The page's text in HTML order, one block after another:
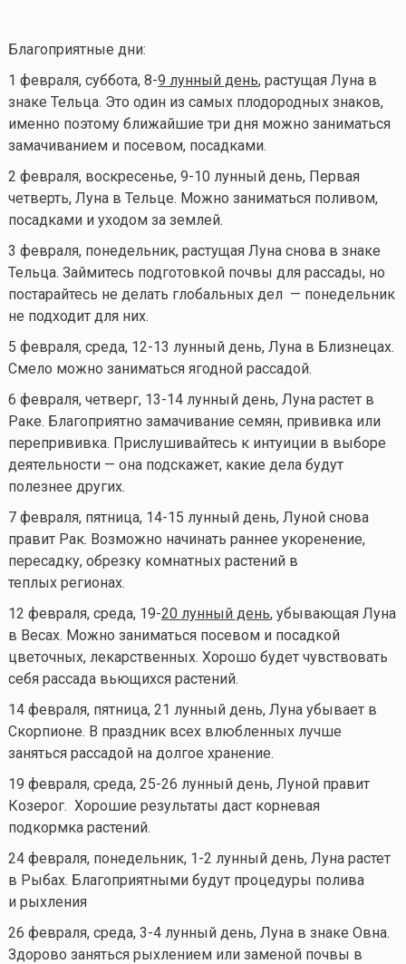
Благоприятные дни:
1 февраля, суббота, 8-9 лунный день, растущая Луна в
знаке Тельца. Это один из самых плодородных знаков,
именно поэтому ближайшие три дня можно заниматься
замачиванием и посевом, посадками.
2 февраля, воскресенье, 9-10 лунный день, Первая
четверть, Луна в Тельце. Можно заниматься поливом,
посадками и уходом за землей.
3 февраля, понедельник, растущая Луна снова в знаке
Тельца. Займитесь подготовкой почвы для рассады, но
постарайтесь не делать глобальных дел — понедельник
не подходит для них.
5 февраля, среда, 12-13 лунный день, Луна в Близнецах.
Смело можно заниматься ягодной рассадой.
6 февраля, четверг, 13-14 лунный день, Луна растет в
Раке. Благоприятно замачивание семян, прививка или
перепрививка. Прислушивайтесь к интуиции в выборе
деятельности — она подскажет, какие дела будут
полезнее других.
7 февраля, пятница, 14-15 лунный день, Луной снова
правит Рак. Возможно начинать раннее укоренение,
пересадку, обрезку комнатных растений в
теплых регионах.
12 февраля, среда, 19-20 лунный день, убывающая Луна
в Весах. Можно заниматься посевом и посадкой
цветочных, лекарственных. Хорошо будет чувствовать
себя рассада вьющихся растений.
14 февраля, пятница, 21 лунный день, Луна убывает в
Скорпионе. В праздник всех влюбленных лучше
заняться рассадой на долгое хранение.
19 февраля, среда, 25-26 лунный день, Луной правит
Козерог. Хорошие результаты даст корневая
подкормка растений.
24 февраля, понедельник, 1-2 лунный день, Луна растет
в Рыбах. Благоприятными будут процедуры полива
и рыхления
26 февраля, среда, 3-4 лунный день, Луна в знаке Овна.
Здорово заняться рыхлением или заменой почвы в